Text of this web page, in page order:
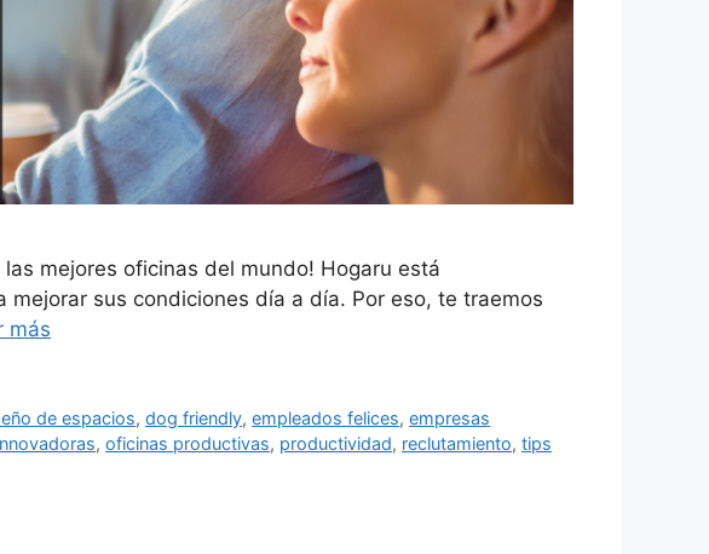
mejores oficinas del mundo! Hogaru está
sus condiciones día a día. Por eso, te traemos
más
de espacios,dog friendly,empleados felices,empresas
, oficinas productivas, productividad, reclutamiento, tips